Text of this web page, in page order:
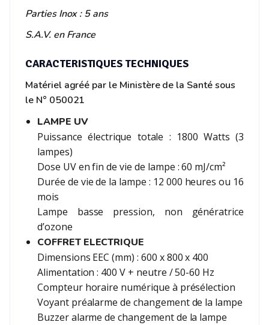
Parties Inox : 5 ans
S.A.V. en France
CARACTERISTIQUES TECHNIQUES
Matériel agréé par le Ministère de la Santé sous
le N° 050021
LAMPE UV
Puissance électrique totale : 1800 Watts (3
lampes)
Dose UV en fin de vie de lampe : 60 mJ/cm²
Durée de vie de la lampe : 12 000 heures ou 16
mois
Lampe basse pression, non génératrice
d’ozone
COFFRET ELECTRIQUE
Dimensions EEC (mm) : 600 x 800 x 400
Alimentation : 400 V + neutre / 50-60 Hz
Compteur horaire numérique à présélection
Voyant préalarme de changement de la lampe
Buzzer alarme de changement de la lampe